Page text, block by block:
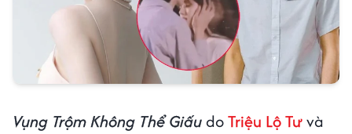
Vụng Trộm Không Thể GiấudoTriệu Lộ Tưvà